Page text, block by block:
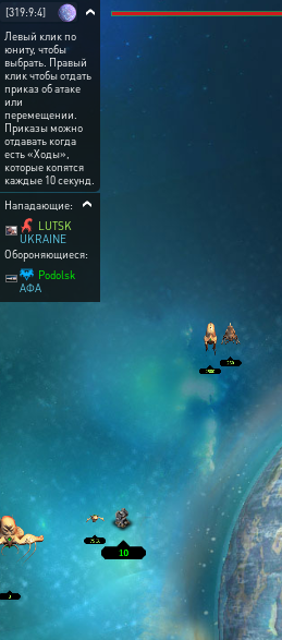
[319:9:4]
Левый клик по
юниту, чтобы
выбрать. Правый
клик чтобы отдать
приказ об атаке
или
перемещении.
Приказы можно
отдавать когда
есть «Ходы»,
которые копятся
каждые 10 секунд.
Нападающие:
LUTSK
UKRAINE
Обороняющиеся:
Podolsk
АФА